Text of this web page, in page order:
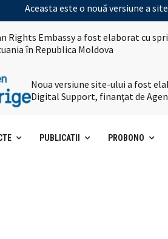
Aceasta este o nouă versiune a
Rights Embassy a fost elaborat cu
în Republica Moldova
Noua versiune site-ului a fost
Digital Support, finanţat de
PUBLICATII PROBONO